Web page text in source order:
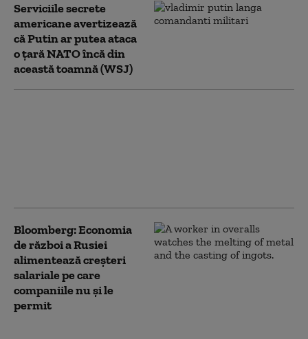
Serviciile secrete
americane avertizează
că Putin ar putea ataca
o țară NATO încă din
această toamnă (WSJ)
Bloomberg: Economia
de război a Rusiei
alimentează creşteri
salariale pe care
companiile nu şi le
permit